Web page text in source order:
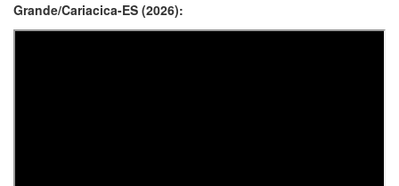
Grande/Cariacica-ES (2026):